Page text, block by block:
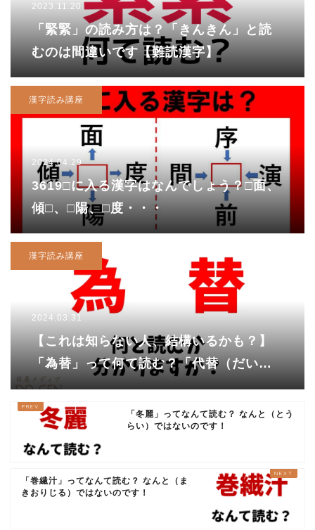
2023.11.20
「緊緊」の読み方は？「きんきん」と読
むのは間違いです【難読漢字】
漢字読み講座
2024.04.29
3619□に入る漢字はなんでしょう？□面、
傾□、□陽、□度・・・
漢字読み講座
2024.03.31
【これは知らない人、結構いるかも？】
「為替」って何て読む？「代替（だいた
い）」と似てますが、まったく違う読み
方ですよ
「冬麗」ってなんて読む？ なんと（とう
らい）ではないのです！
「巻繊汁」ってなんて読む？ なんと（ま
きおりじる）ではないのです！